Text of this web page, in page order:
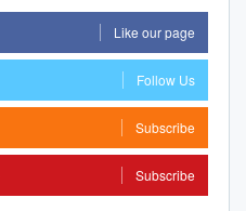
Like our page
Follow Us
Subscribe
Subscribe